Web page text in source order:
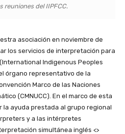
reuniones del IIPFCC.
asociación en noviembre de
los servicios de interpretación para
Indigenous Peoples
órgano representativo de la
Marco de las Naciones
(CMNUCC). En el marco de esta
la ayuda prestada al grupo regional
y a las intérpretes
simultánea inglés <>